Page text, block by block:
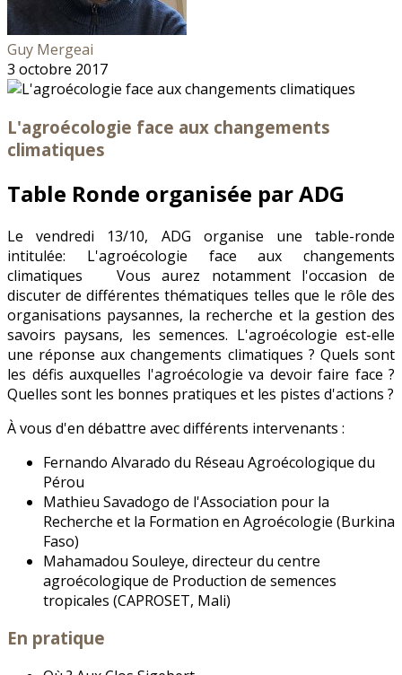
Guy Mergeai
3 octobre 2017
L'agroécologie face aux changements
climatiques
Table Ronde organisée par ADG
Le vendredi 13/10, ADG organise une table-ronde
intitulée: L'agroécologie face aux changements
climatiques Vous aurez notamment l'occasion de
discuter de différentes thématiques telles que le rôle des
organisations paysannes, la recherche et la gestion des
savoirs paysans, les semences. L'agroécologie est-elle
une réponse aux changements climatiques ? Quels sont
les défis auxquelles l'agroécologie va devoir faire face ?
Quelles sont les bonnes pratiques et les pistes d'actions ?
À vous d'en débattre avec différents intervenants :
Fernando Alvarado du Réseau Agroécologique du
Pérou
Mathieu Savadogo de l'Association pour la
Recherche et la Formation en Agroécologie (Burkina
Faso)
Mahamadou Souleye, directeur du centre
agroécologique de Production de semences
tropicales (CAPROSET, Mali)
En pratique